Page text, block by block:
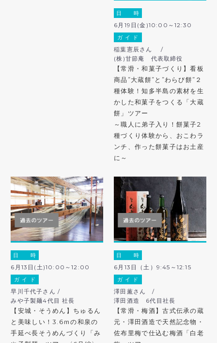
日 時
6月19日(金)10:00～12:30
ガ イ ド
稲葉憲辰さん /
(株)甘節庵 代表取締役
【常滑・和菓子づくり】看板
商品”大蔵餅”と”わらび餅”２
種体験！知多半島の素材を生
かした和菓子をつくる「大蔵
餅」ツアー
～職人に弟子入り！餅菓子2
種づくり体験から、おこわラ
ンチ、作った餅菓子はお土産
に～
日 時
6月13日(土)10:00～12:00
ガ イ ド
早川千代子さん /
みや子製麺4代目 社長
【安城・そうめん】ちゅるん
と美味しい！3.6ｍの和泉の
手延べ長そうめんづくり「み
日 時
6月13日（土）9:45～12:15
ガ イ ド
澤田薫さん /
澤田酒造 6代目社長
【常滑・梅酒】古式伝承の蔵
元・澤田酒造で天然記念物・
佐布里梅で仕込む梅酒「白老